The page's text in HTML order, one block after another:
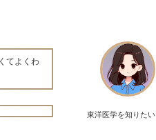
東洋医学を知りたい
てよくわ